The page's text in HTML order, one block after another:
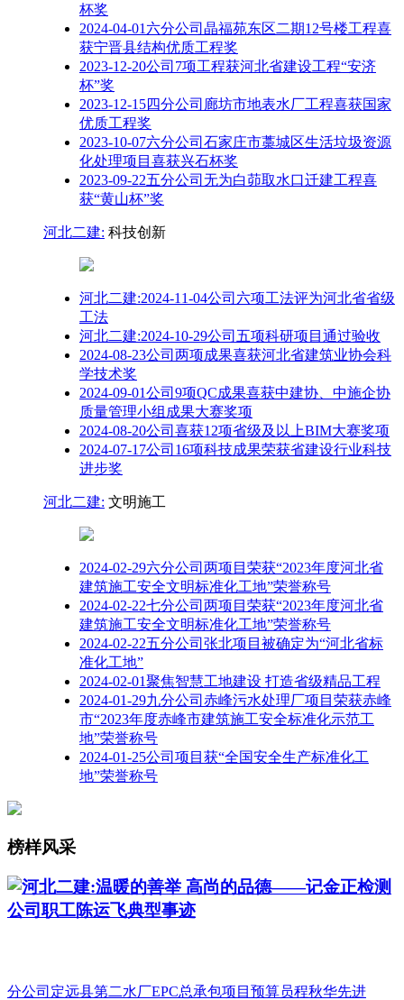
杯奖
2024-04-01 六分公司晶福苑东区二期12号楼工程喜
获宁晋县结构优质工程奖
2023-12-20公司7项工程获河北省建设工程“安济
杯”奖
2023-12-15四分公司廊坊市地表水厂工程喜获国家
优质工程奖
2023-10-07六分公司石家庄市藁城区生活垃圾资源
化处理项目喜获兴石杯奖
2023-09-22五分公司无为白茆取水口迁建工程喜
获“黄山杯”奖
河北二建: 科技创新
河北二建:2024-11-04公司六项工法评为河北省省级
工法
河北二建:2024-10-29公司五项科研项目通过验收
2024-08-23公司两项成果喜获河北省建筑业协会科
学技术奖
2024-09-01公司9项QC成果喜获中建协、中施企协
质量管理小组成果大赛奖项
2024-08-20公司喜获12项省级及以上BIM大赛奖项
2024-07-17公司16项科技成果荣获省建设行业科技
进步奖
河北二建: 文明施工
2024-02-29六分公司两项目荣获“2023年度河北省
建筑施工安全文明标准化工地”荣誉称号
2024-02-22七分公司两项目荣获“2023年度河北省
建筑施工安全文明标准化工地”荣誉称号
2024-02-22五分公司张北项目被确定为“河北省标
准化工地”
2024-02-01聚焦智慧工地建设 打造省级精品工程
2024-01-29九分公司赤峰污水处理厂项目荣获赤峰
市“2023年度赤峰市建筑施工安全标准化示范工
地”荣誉称号
2024-01-25公司项目获“全国安全生产标准化工
地”荣誉称号
榜样风采
河北二建:温暖的善举 高尚的品德——记金正检测
公司职工陈运飞典型事迹
分公司定远县第二水厂EPC总承包项目预算员程秋华先进